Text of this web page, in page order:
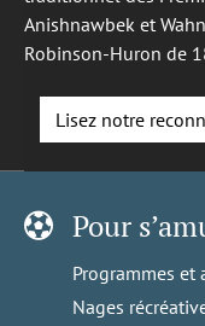
Anishnawbek et
Robinson-Huron de
Lisez notre
Pour
Programmes et
Nages